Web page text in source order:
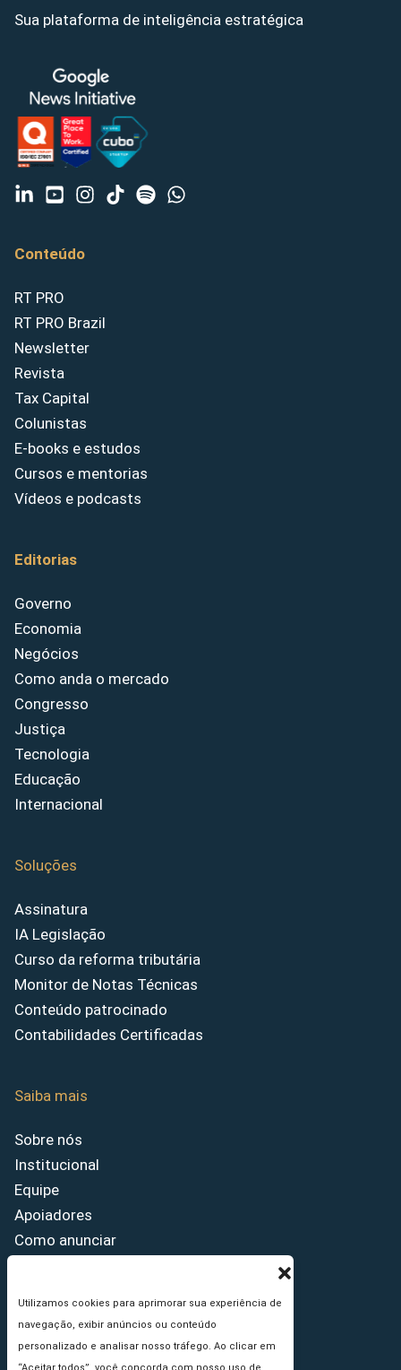
Utilizamos cookies para aprimorar sua experiência de
navegação, exibir anúncios ou conteúdo
personalizado e analisar nosso tráfego. Ao clicar em
Sua plataforma de inteligência estratégica
Conteúdo
RT PRO
RT PRO Brazil
Newsletter
Revista
Tax Capital
Colunistas
E-books e estudos
Cursos e mentorias
Vídeos e podcasts
Editorias
Governo
Economia
Negócios
Como anda o mercado
Congresso
Justiça
Tecnologia
Educação
Internacional
Soluções
Assinatura
IA Legislação
Curso da reforma tributária
Monitor de Notas Técnicas
Conteúdo patrocinado
Contabilidades Certificadas
Saiba mais
Sobre nós
Institucional
Equipe
Apoiadores
Como anunciar
Princípios Editoriais